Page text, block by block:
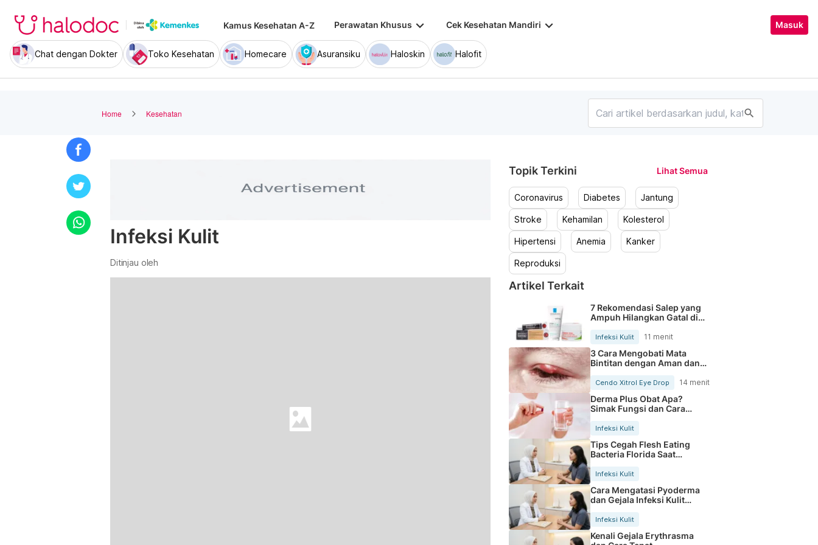
Kamus Kesehatan A-Z Perawatan Khusus keyboard_arrow_down Cek Kesehatan Mandiri keyboard_arrow_down Masuk
Chat dengan Dokter Toko Kesehatan Homecare Asuransiku Haloskin Halofit
Home Kesehatan search
Infeksi Kulit
Ditinjau oleh
Topik Terkini Lihat Semua
Coronavirus Diabetes Jantung
Stroke Kehamilan Kolesterol
Hipertensi Anemia Kanker
Reproduksi
Artikel Terkait
7 Rekomendasi Salep yang
Ampuh Hilangkan Gatal di
Infeksi Kulit 11 menit
3 Cara Mengobati Mata
Bintitan dengan Aman dan
Cendo Xitrol Eye Drop 14 menit
Derma Plus Obat Apa?
Simak Fungsi dan Cara
Infeksi Kulit
Tips Cegah Flesh Eating
Bacteria Florida Saat
Infeksi Kulit
Cara Mengatasi Pyoderma
dan Gejala Infeksi Kulit
Infeksi Kulit
Kenali Gejala Erythrasma